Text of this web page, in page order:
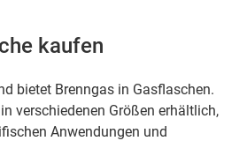
kaufen
bietet Brenngas in Gasflaschen.
verschiedenen Größen erhältlich,
Anwendungen und